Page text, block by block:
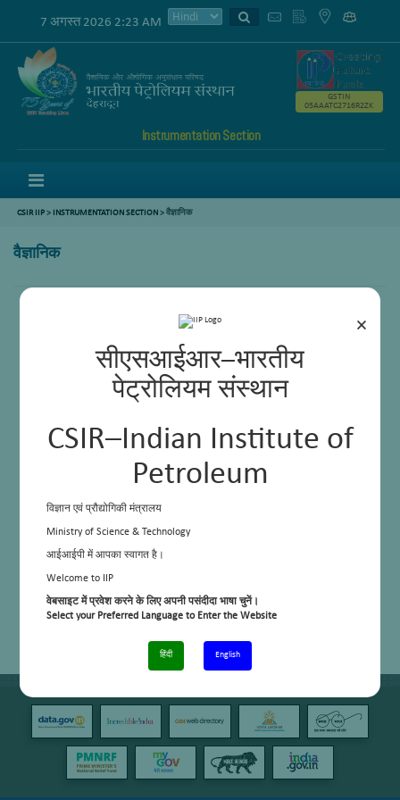
×
सीएसआईआर–भारतीय
पेट्रोलियम संस्थान
CSIR–Indian Institute of
Petroleum
विज्ञान एवं प्रौद्योगिकी मंत्रालय
Ministry of Science & Technology
आईआईपी में आपका स्वागत है।
Welcome to IIP
वेबसाइट में प्रवेश करने के लिए अपनी पसंदीदा भाषा चुनें।
Select your Preferred Language to Enter the Website
हिंदी English
7 अगस्त 2026 2:23 AM
Instrumentation Section
GSTIN
05AAATC2716R2ZK
CSIR IIP> INSTRUMENTATION SECTION> वैज्ञानिक
वैज्ञानिक